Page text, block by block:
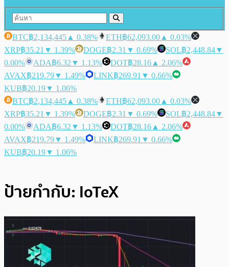
BTC฿2,134,445 ▲ 0.38% ETH฿62,093.00 ▲ 0.03%
XRP฿35.21 ▼ 1.39% DOGE฿2.31 ▼ 0.69% SOL฿2,448.84▼
0.00%
ADA฿6.32 ▼ 1.13% DOT฿28.16 ▲ 2.06%
AVAX฿219.79▼ 1.49% LINK฿269.91 ▼ 0.66%
KUB฿20.19▼ 1.06%
BTC฿2,134,445 ▲ 0.38% ETH฿62,093.00 ▲ 0.03%
XRP฿35.21 ▼ 1.39% DOGE฿2.31 ▼ 0.69% SOL฿2,448.84▼
0.00%
ADA฿6.32 ▼ 1.13% DOT฿28.16 ▲ 2.06%
AVAX฿219.79▼ 1.49% LINK฿269.91 ▼ 0.66%
KUB฿20.19▼ 1.06%
ป้ายกำกับ: IoTeX